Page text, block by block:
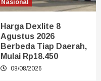
Nasional
Harga Dexlite 8
Agustus 2026
Berbeda Tiap Daerah,
Mulai Rp18.450
08/08/2026